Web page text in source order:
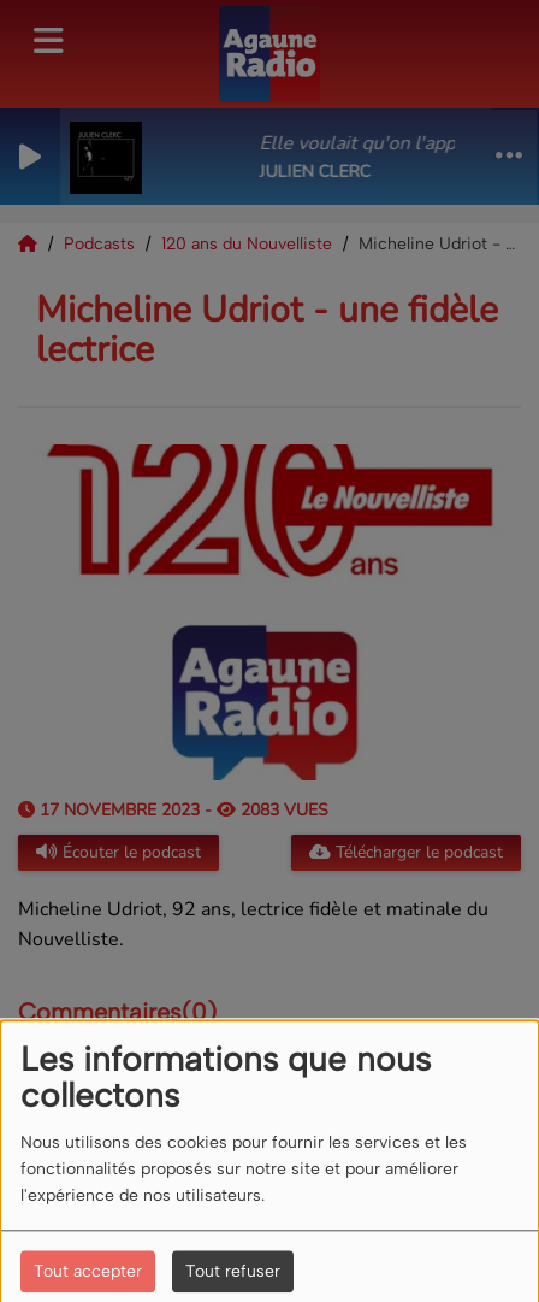
Les informations que nous
collectons
Nous utilisons des cookies pour fournir les services et les
fonctionnalités proposés sur notre site et pour améliorer
l'expérience de nos utilisateurs.
Tout accepter Tout refuser
Elle voulait qu'on l'appelle
JULIEN CLERC
Podcasts 120 ans du Nouvelliste Micheline Udriot - une fidèle lectrice
Micheline Udriot - une fidèle
lectrice
17 NOVEMBRE 2023 -
2083 VUES
Écouter le podcast
Télécharger le podcast
Micheline Udriot, 92 ans, lectrice fidèle et matinale du
Nouvelliste.
Commentaires(0)
Connectez-vous pour commenter cet article
SE CONNECTER